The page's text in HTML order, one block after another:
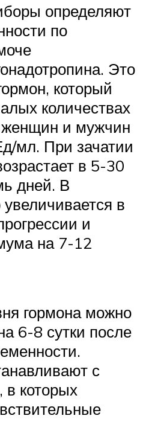
определяют
по
Это
который
количествах
и мужчин
мл. При зачатии
в 5-30
дней. В
в
и
на 7-12
гормона можно
6-8 сутки после
с
которых